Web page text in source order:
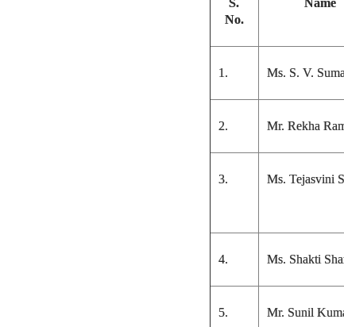
No.
1. Ms. S. V. Suma
2. Mr. Rekha
3. Ms. Tejasvini
4. Ms. Shakti
5. Mr. Sunil